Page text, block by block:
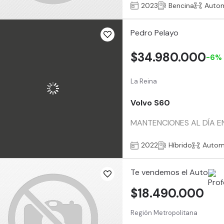
2023 Bencina
Pedro Pelayo
La Reina
Volvo S60
MANTENCIONES AL DÍA
$34.980.000-6%
2022 Híbrido
Te vendemos el Auto
Región Metropolitana
$18.490.000